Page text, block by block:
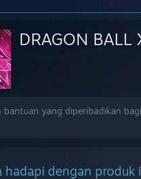
DRAGON BALL
yang diperibadikan bagi
dengan produk